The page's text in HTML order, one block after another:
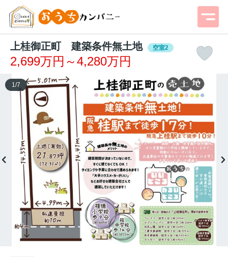
上桂御正町 建築条件無土地 空室2
2,699万円～4,280万円
1 /7